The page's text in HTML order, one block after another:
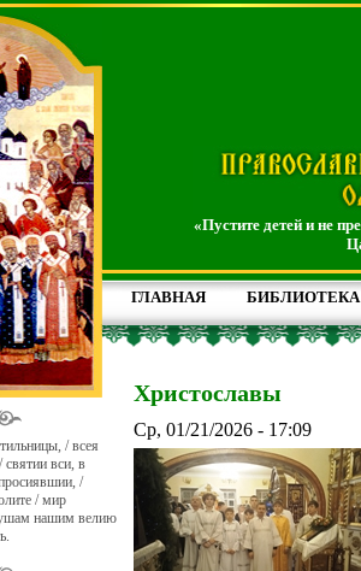
«Пустите детей и не
ГЛАВНАЯ БИБЛИОТЕКА
/ всея
святии вси, в
/
/ мир
нашим велию
Христославы
Ср, 01/21/2026 - 17:09